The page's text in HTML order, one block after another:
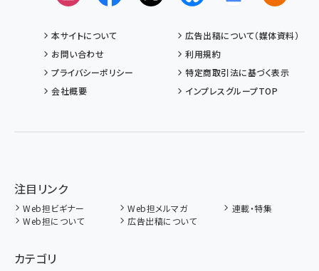
本サイトについて
広告出稿について（媒体資料）
お問い合わせ
利用規約
プライバシーポリシー
特定商取引法に基づく表示
会社概要
インプレスグループTOP
注目リンク
Web担ビギナー Web担メルマガ
連載・特集
Web担について
広告出稿について
カテゴリ